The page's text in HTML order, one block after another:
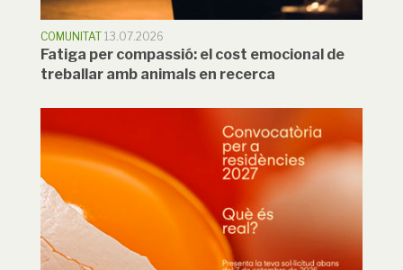
COMUNITAT 13.07.2026
Fatiga per compassió: el cost emocional de
treballar amb animals en recerca